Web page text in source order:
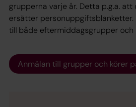
grupperna varje år. Detta p.g.a.
ersätter
till både eftermiddagsgrupper och
Anmälan till grupper och körer